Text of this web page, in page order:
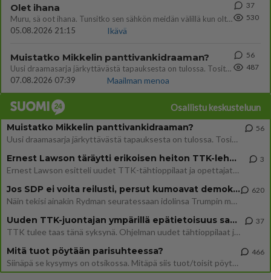
Olet ihana
Muru, sä oot ihana. Tunsitko sen sähkön meidän välillä kun oltiin ihan låhekkäin? 👩‍❤️‍👩❤️😼😘
05.08.2026 21:15
Ikävä
37
530
Muistatko Mikkelin panttivankidraaman?
Uusi draamasarja järkyttävästä tapauksesta on tulossa. Tositapahtumiin perustuva sarja ammentaa vuoden 1986 Mikkelin pan
07.08.2026 07:39
Maailman menoa
56
487
Osallistu keskusteluun
Muistatko Mikkelin panttivankidraaman?
Uusi draamasarja järkyttävästä tapauksesta on tulossa. Tositapahtumiin perustuva sarja ammentaa vuoden 1986 Mikkelin pan
56
Ernest Lawson täräytti erikoisen heiton TTK-lehdistötilaisuudessa: " Onko tässä tarkoituksena...?"
Ernest Lawson esitteli uudet TTK-tähtioppilaat ja opettajat torstaina 6.8. lehdistölle. Tulevalla kaudella on yksi hausk
3
Jos SDP ei voita reilusti, persut kumoavat demokratian Suomesta
Näin tekisi ainakin Rydman seuratessaan idolinsa Trumpin mallia https://www.is.fi/politiikka/art-2000012187244.html
620
Uuden TTK-juontajan ympärillä epätietoisuus sakenee - Nyt MTV hämmentää soppaa
TTK tulee taas tänä syksynä. Ohjelman uudet tähtioppilaat julkistetaan torstaina 6. elokuuta klo 14 alkavassa lehdistö
37
Mitä tuot pöytään parisuhteessa?
Siinäpä se kysymys on otsikossa. Mitäpä siis tuot/toisit pöytään parisuhteessa? Oletko mies vai nainen? Koetko sen mitä
466